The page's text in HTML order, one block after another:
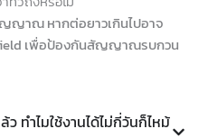
ญญาณ หากต่อยาวเกินไปอาจ
เพื่อป้องกันสัญญาณรบกวน
ทำไมใช้งานได้ไม่กี่วันก็ไหม้